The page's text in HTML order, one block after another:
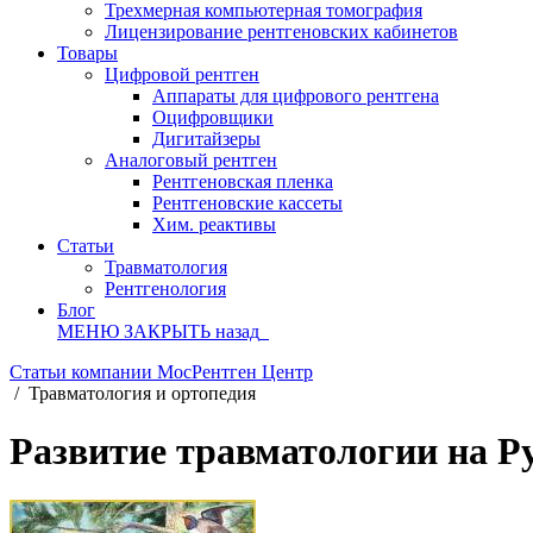
Трехмерная компьютерная томография
Лицензирование рентгеновских кабинетов
Товары
Цифровой рентген
Аппараты для цифрового рентгена
Оцифровщики
Дигитайзеры
Аналоговый рентген
Рентгеновская пленка
Рентгеновские кассеты
Хим. реактивы
Статьи
Травматология
Рентгенология
Блог
МЕНЮ ЗАКРЫТЬ назад
Статьи компании МосРентген Центр
/ Травматология и ортопедия
Развитие травматологии на